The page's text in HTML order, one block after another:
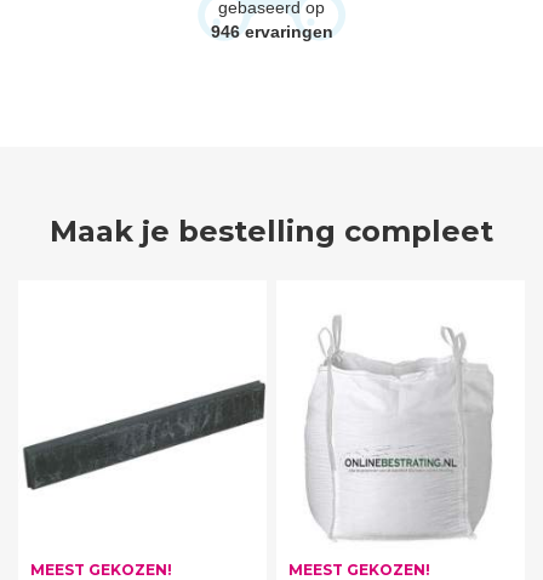
gebaseerd op
946 ervaringen
Maak je bestelling compleet
MEEST GEKOZEN! MEEST GEKOZEN!